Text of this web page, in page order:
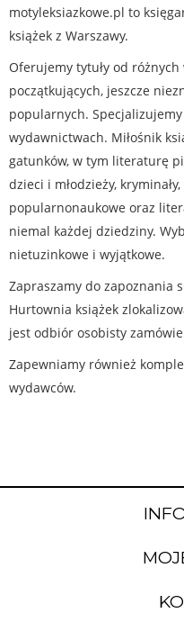
motyleksiazkowe.pl to
książek z Warszawy.
Oferujemy tytuły od
początkujących, jeszcze
popularnych.
wydawnictwach. Miłośnik
gatunków, w tym literaturę
dzieci i młodzieży,
popularnonaukowe oraz
niemal każdej dziedziny.
nietuzinkowe i wyjątkowe.
Zapraszamy do zapoznania
Hurtownia książek
jest odbiór osobisty
Zapewniamy również
wydawców.